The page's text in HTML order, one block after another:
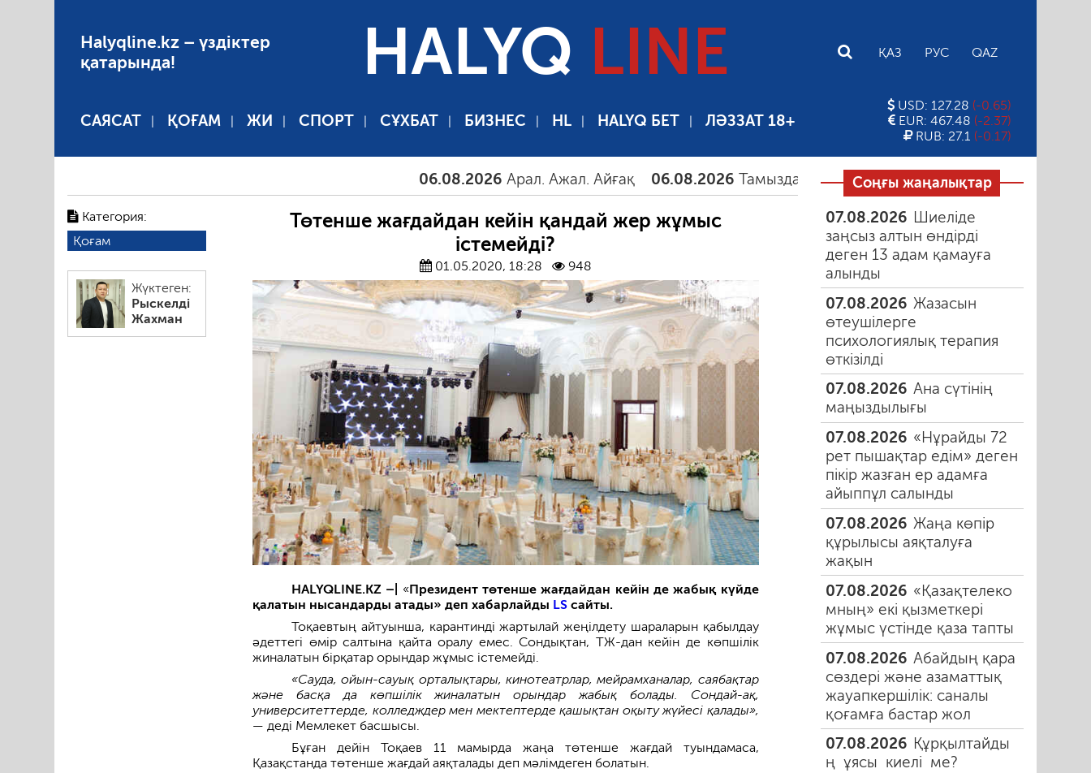
Halyqline.kz – үздіктер
қатарында!
HALYQ LINE ҚАЗ РУС QAZ
САЯСАТ ҚОҒАМ ЖИ СПОРТ СҰХБАТ БИЗНЕС HL HALYQ БЕТ ЛӘЗЗАТ 18+
USD: 127.28 (-0.65)
EUR: 467.48 (-2.37)
RUB: 27.1 (-0.17)
06.08.2026 Арал. Ажал. Айғақ 06.08.2026 Тамыздағы таңғы түтін 06.08.2026 Құмарлық
Категория:
Қоғам
Жүктеген:
Рыскелді
Жахман
Төтенше жағдайдан кейін қандай жер жұмыс
істемейді?
01.05.2020, 18:28 948
HALYQLINE.KZ –| «Президент төтенше жағдайдан кейін де жабық күйде
қалатын нысандарды атады» деп хабарлайды LS сайты.
Тоқаевтың айтуынша, карантинді жартылай жеңілдету шараларын қабылдау
әдеттегі өмір салтына қайта оралу емес. Сондықтан, ТЖ-дан кейін де көпшілік
жиналатын бірқатар орындар жұмыс істемейді.
«Сауда, ойын-сауық орталықтары, кинотеатрлар, мейрамханалар, саябақтар
және басқа да көпшілік жиналатын орындар жабық болады. Сондай-ақ,
университеттерде, колледждер мен мектептерде қашықтан оқыту жүйесі қалады»,
—деді Мемлекет басшысы.
Бұған дейін Тоқаев 11 мамырда жаңа төтенше жағдай туындамаса,
Қазақстанда төтенше жағдай аяқталады деп мәлімдеген болатын.
Соңғы жаңалықтар
07.08.2026 Шиеліде
заңсыз алтын өндірді
деген 13 адам қамауға
алынды
07.08.2026 Жазасын
өтеушілерге
психологиялық терапия
өткізілді
07.08.2026 Ана сүтінің
маңыздылығы
07.08.2026 «Нұрайды 72
рет пышақтар едім» деген
пікір жазған ер адамға
айыппұл салынды
07.08.2026 Жаңа көпір
құрылысы аяқталуға
жақын
07.08.2026 «Қазақтелеко
мның» екі қызметкері
жұмыс үстінде қаза тапты
07.08.2026 Абайдың қара
сөздері және азаматтық
жауапкершілік: саналы
қоғамға бастар жол
07.08.2026 Құрқылтайды
ң ұясы киелі ме?